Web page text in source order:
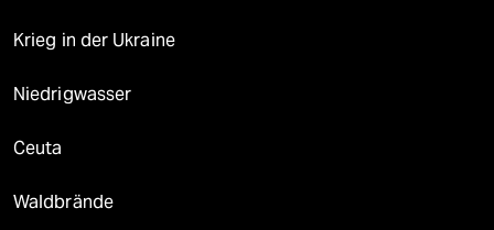
Krieg in der Ukraine
Niedrigwasser
Ceuta
Waldbrände